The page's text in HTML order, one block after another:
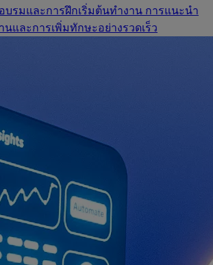
บรมและการฝึกเริ่มต้นทำงาน การแนะนำ
นและการเพิ่มทักษะอย่างรวดเร็ว